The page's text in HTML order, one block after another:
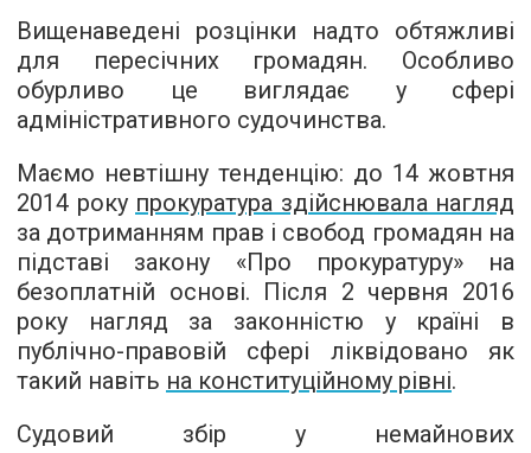
Вищенаведені розцінки надто обтяжливі
для пересічних громадян. Особливо
обурливо це виглядає у сфері
адміністративного судочинства.
Маємо невтішну тенденцію: до 14 жовтня
2014 року прокуратура здійснювала нагляд
за дотриманням прав і свобод громадян на
підставі закону «Про прокуратуру» на
безоплатній основі. Після 2 червня 2016
року нагляд за законністю у країні в
публічно-правовій сфері ліквідовано як
такий навіть на конституційному рівні.
Судовий збір у немайнових